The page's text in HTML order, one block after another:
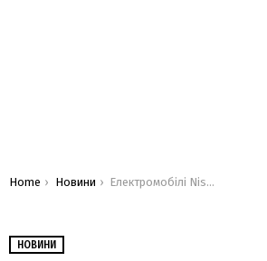
You are here:
Home Новини Електромобілі Nissan Leaf змінили транспортну концепцію японського міста Одавара
НОВИНИ